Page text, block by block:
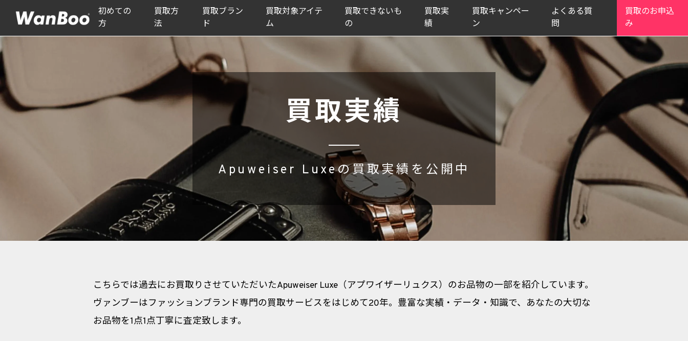
初めての
方
買取方
法
買取ブラン
ド
買取対象アイテ
ム
買取できないも
の
買取実
績
買取キャンペー
ン
よくある質
問
買取のお申込
み
買取実績
Apuweiser Luxeの買取実績を公開中
こちらでは過去にお買取りさせていただいたApuweiser Luxe（アプワイザーリュクス）のお品物の一部を紹介しています。
ヴァンブーはファッションブランド専門の買取サービスをはじめて20年。豊富な実績・データ・知識で、あなたの大切な
お品物を1点1点丁寧に査定致します。